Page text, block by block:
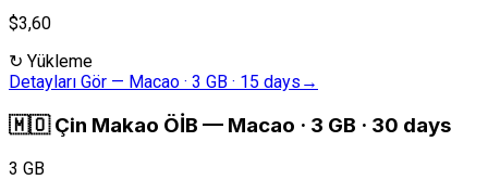
$3,60
↻ Yükleme
Detayları Gör — Macao · 3 GB · 15 days →
🇲🇴 Çin Makao ÖİB — Macao · 3 GB · 30 days
3 GB